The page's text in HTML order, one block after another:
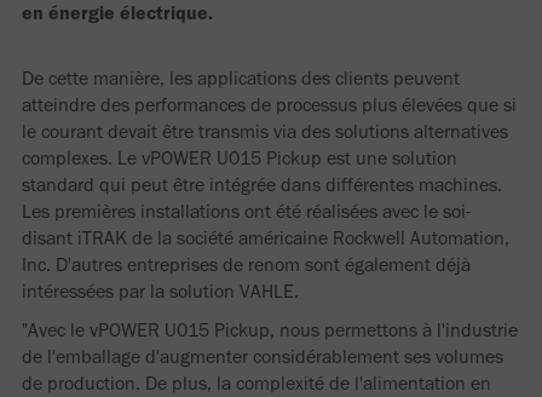
en énergie électrique.
De cette manière, les applications des clients peuvent
atteindre des performances de processus plus élevées que si
le courant devait être transmis via des solutions alternatives
complexes. Le vPOWER U015 Pickup est une solution
standard qui peut être intégrée dans différentes machines.
Les premières installations ont été réalisées avec le soi-
disant iTRAK de la société américaine Rockwell Automation,
Inc. D'autres entreprises de renom sont également déjà
intéressées par la solution VAHLE.
"Avec le vPOWER U015 Pickup, nous permettons à l'industrie
de l'emballage d'augmenter considérablement ses volumes
de production. De plus, la complexité de l'alimentation en